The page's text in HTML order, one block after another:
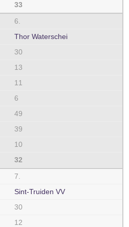
33
6.
Thor Waterschei
30
13
11
6
49
39
10
32
7.
Sint-Truiden VV
30
12